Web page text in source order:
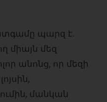
պարզ է.
միայն մեզ
անոնց, որ մեզի
մանկան